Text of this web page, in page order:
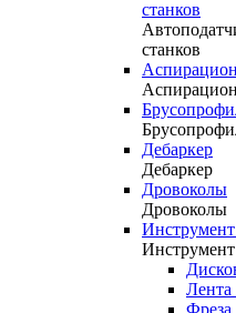
станков
станков
Дебаркер
Дебаркер
Дровоколы
Дровоколы
Лента
Фреза